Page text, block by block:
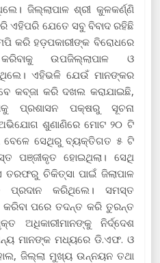
ଜିଲ୍ଲାପାଳ ଶ୍ରୀ କୁଳକର୍ଣ୍ଣି
ଏହିପରି ଯେତେ ସବୁ ବିବାଦ ରହିଛି
କରି ହଡ଼ପକାରୀଙ୍କ ବିରୋଧରେ
ଉପଜିଲ୍ଲାପାଳ ଓ
ଏହିଭଳି ଯେଉଁ ମାନଙ୍କର
କବ୍ଜା କରି ଦଖଲ କରାଯାଇଛି,
ପ୍ରଶାସନ ପକ୍ଷରୁ ସୂଚନା
ଶୁଣାଣିରେ ମୋଟ ୨୦ ଟି
ସେଥିରୁ ବ୍ୟକ୍ତିଗତ ୫ ଟି
ପଞ୍ଜୀକୃତ ହୋଇଥିଲା। ସେଥି
ଚିକିତ୍ସା ପାଇଁ ଜିଲାପାଳ
ପ୍ରଦାନ କରିଥିଲେ। ସମସ୍ତ
ପରେ ତଦନ୍ତ କରି ତୁରନ୍ତ
ଅଧିକାରୀମାନଙ୍କୁ ନିର୍ଦ୍ଦେଶ
ମାନଙ୍କ ମଧ୍ୟରେ ଡି.ଏଫ. ଓ
ଜିଲ୍ଲା ମୁଖ୍ୟ ଉନ୍ନୟନ ତଥା